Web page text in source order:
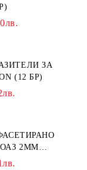
ЗА
(12 БР)
2ММ